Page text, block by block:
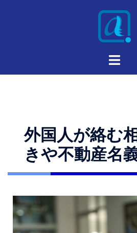
外国人が絡む
きや不動産名